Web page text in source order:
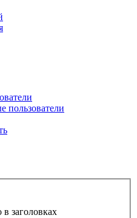
пользователи
в заголовках